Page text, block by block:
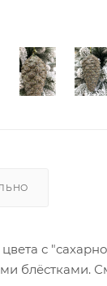
с
блёстками.